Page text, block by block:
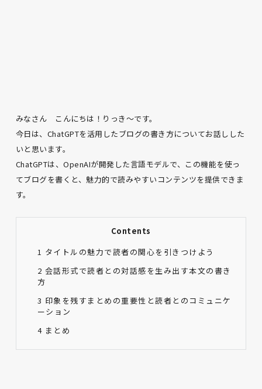
みなさん こんにちは！りっき～です。
今日は、ChatGPTを活用したブログの書き方についてお話しした
いと思います。
ChatGPTは、OpenAIが開発した言語モデルで、この機能を使っ
てブログを書くと、魅力的で読みやすいコンテンツを提供できま
す。
Contents
1 タイトルの魅力で読者の関心を引きつけよう
2 会話形式で読者との対話感を生み出す本文の書き
方
3 印象を残すまとめの重要性と読者とのコミュニケ
ーション
4 まとめ